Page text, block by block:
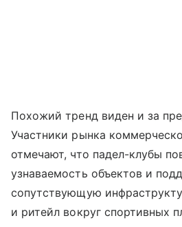
Похожий тренд виден и за
Участники рынка
отмечают, что падел-клубы
узнаваемость объектов и
сопутствующую
и ритейл вокруг спортивных